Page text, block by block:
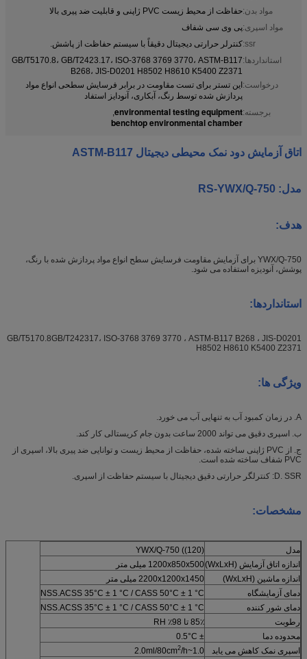
مواد بدن:حفاظت از محیط زیست PVC ژاپنی و قابلیت ضد پیری بالا
مواد اسپری:پی وی سی شفاف
ssr: کنترلر حرارتی دیجیتال دقیقاً با سیستم حفاظت از پاشش.
استانداردها:GB/T5170.8، GB/T2423.17، ISO-3768 3769 3770، ASTM-B117
B268، JIS-D0201 H8502 H8610 K5400 Z2371
درخواست:این تستر برای تست مقاومت در برابر فرسایش سطحی انواع مواد
پردازش شده توسط رنگ، آبکاری، آنودایز استفاد
برجسته:environmental testing equipment
,
benchtop environmental chamber
اتاق آزمایش دود نمک محیطی دیجیتال ASTM-B117
مدل: RS-YWX/Q-750
هدف:
YWX/Q-750 برای آزمایش مقاومت فرسایش سطح انواع مواد پردازش شده با رنگ،
پوشش، آنودیزه استفاده می شود.
استانداردها:
GB/T5170.8GB/T242317، ISO-3768 3769 3770 ، ASTM-B117 B268 ، JIS-D0201
H8502 H8610 K5400 Z2371
ویژگی ها:
A. در زمان کمبود آب به تنهایی آب می خورد.
ب. اسپری دقیق می تواند 2000 ساعت بدون جام کریستالی کار کند.
ج. از PVC ژاپنی ساخته شده، حفاظت از محیط زیست و توانایی ضد پیری بالا، اسپری از
PVC شفاف ساخته شده است.
D. SSR: کنترلگر حرارتی دقیق دیجیتال با سیستم حفاظت از اسپری.
مشخصات:
مدل
YWX/Q-750 ((120)
اندازه اتاق آزمایش (WxLxH)
1200x850x500 میلی متر
اندازه ماشین (WxLxH)
2200x1200x1450 میلی متر
دمای آزمایشگاه
NSS.ACSS 35°C ± 1 °C / CASS 50°C ± 1 °C
دمای شور کننده
NSS.ACSS 35°C ± 1 °C / CASS 50°C ± 1 °C
رطوبت
85٪ تا 98٪ RH
محدوده دما
± 0.5°C
اسپری نمک کاهش می یابد
1.0~2.0ml/80cm
2/h